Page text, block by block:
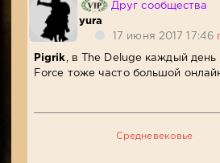
Друг сообщества
yura
17 июня 2017 17:46
Pigrik , в The Deluge каждый
Force тоже часто большой
Средневековье